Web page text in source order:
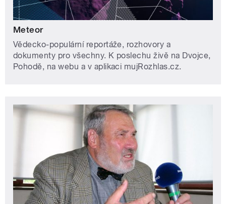
Meteor
Vědecko-populární reportáže, rozhovory a
dokumenty pro všechny. K poslechu živě na Dvojce,
Pohodě, na webu a v aplikaci mujRozhlas.cz.